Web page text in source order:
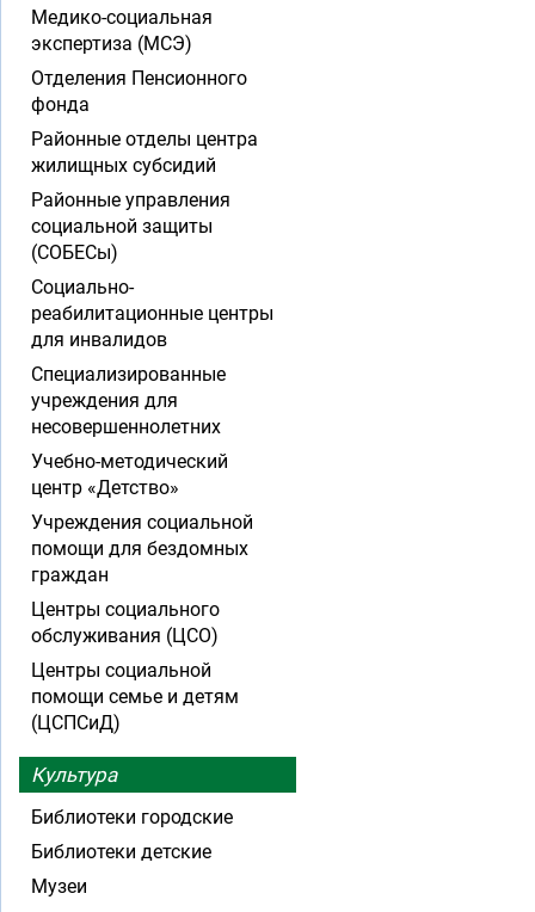
Медико-социальная
экспертиза (МСЭ)
Отделения Пенсионного
фонда
Районные отделы центра
жилищных субсидий
Районные управления
социальной защиты
(СОБЕСы)
Социально-
реабилитационные центры
для инвалидов
Специализированные
учреждения для
несовершеннолетних
Учебно-методический
центр «Детство»
Учреждения социальной
помощи для бездомных
граждан
Центры социального
обслуживания (ЦСО)
Центры социальной
помощи семье и детям
(ЦСПСиД)
Культура
Библиотеки городские
Библиотеки детские
Музеи